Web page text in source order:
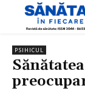
PSIHICUL